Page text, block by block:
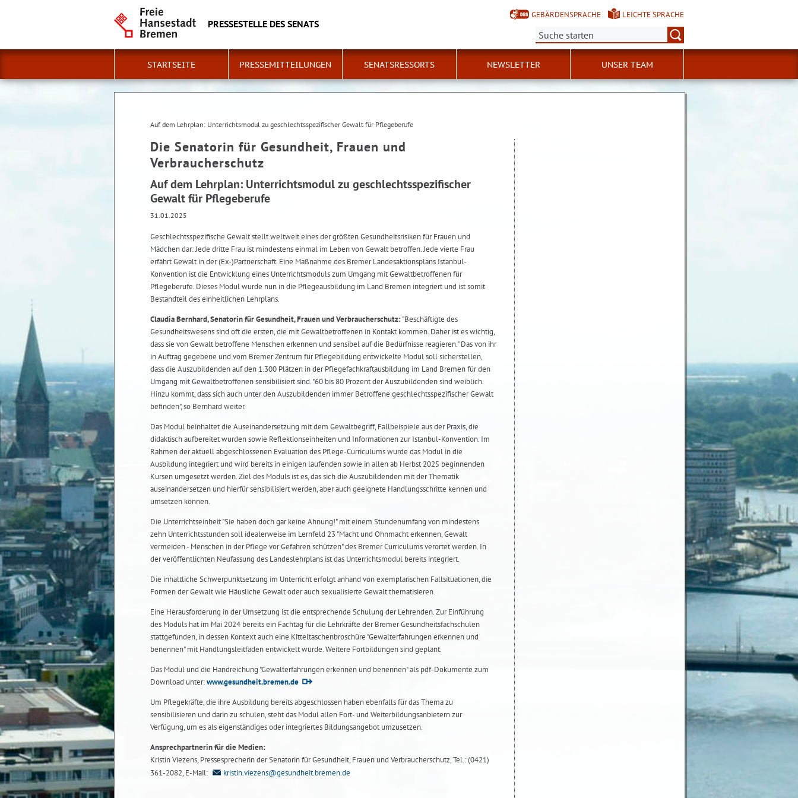
PRESSESTELLE DES SENATS
GEBÄRDENSPRACHE
LEICHTE SPRACHE
Suche:
STARTSEITE PRESSEMITTEILUNGEN SENATSRESSORTS NEWSLETTER UNSER TEAM
Auf dem Lehrplan: Unterrichtsmodul zu geschlechtsspezifischer Gewalt für Pflegeberufe
Die Senatorin für Gesundheit, Frauen und
Verbraucherschutz
Auf dem Lehrplan: Unterrichtsmodul zu geschlechtsspezifischer
Gewalt für Pflegeberufe
31.01.2025
Geschlechtsspezifische Gewalt stellt weltweit eines der größten Gesundheitsrisiken für Frauen und
Mädchen dar: Jede dritte Frau ist mindestens einmal im Leben von Gewalt betroffen. Jede vierte Frau
erfährt Gewalt in der (Ex-)Partnerschaft. Eine Maßnahme des Bremer Landesaktionsplans Istanbul-
Konvention ist die Entwicklung eines Unterrichtsmoduls zum Umgang mit Gewaltbetroffenen für
Pflegeberufe. Dieses Modul wurde nun in die Pflegeausbildung im Land Bremen integriert und ist somit
Bestandteil des einheitlichen Lehrplans.
Claudia Bernhard, Senatorin für Gesundheit, Frauen und Verbraucherschutz:"Beschäftigte des
Gesundheitswesens sind oft die ersten, die mit Gewaltbetroffenen in Kontakt kommen. Daher ist es wichtig,
dass sie von Gewalt betroffene Menschen erkennen und sensibel auf die Bedürfnisse reagieren." Das von ihr
in Auftrag gegebene und vom Bremer Zentrum für Pflegebildung entwickelte Modul soll sicherstellen,
dass die Auszubildenden auf den 1.300 Plätzen in der Pflegefachkraftausbildung im Land Bremen für den
Umgang mit Gewaltbetroffenen sensibilisiert sind. "60 bis 80 Prozent der Auszubildenden sind weiblich.
Hinzu kommt, dass sich auch unter den Auszubildenden immer Betroffene geschlechtsspezifischer Gewalt
befinden", so Bernhard weiter.
Das Modul beinhaltet die Auseinandersetzung mit dem Gewaltbegriff, Fallbeispiele aus der Praxis, die
didaktisch aufbereitet wurden sowie Reflektionseinheiten und Informationen zur Istanbul-Konvention. Im
Rahmen der aktuell abgeschlossenen Evaluation des Pflege-Curriculums wurde das Modul in die
Ausbildung integriert und wird bereits in einigen laufenden sowie in allen ab Herbst 2025 beginnenden
Kursen umgesetzt werden. Ziel des Moduls ist es, das sich die Auszubildenden mit der Thematik
auseinandersetzen und hierfür sensibilisiert werden, aber auch geeignete Handlungsschritte kennen und
umsetzen können.
Die Unterrichtseinheit "Sie haben doch gar keine Ahnung!" mit einem Stundenumfang von mindestens
zehn Unterrichtsstunden soll idealerweise im Lernfeld 23 "Macht und Ohnmacht erkennen, Gewalt
vermeiden - Menschen in der Pflege vor Gefahren schützen" des Bremer Curriculums verortet werden. In
der veröffentlichten Neufassung des Landeslehrplans ist das Unterrichtsmodul bereits integriert.
Die inhaltliche Schwerpunktsetzung im Unterricht erfolgt anhand von exemplarischen Fallsituationen, die
Formen der Gewalt wie Häusliche Gewalt oder auch sexualisierte Gewalt thematisieren.
Eine Herausforderung in der Umsetzung ist die entsprechende Schulung der Lehrenden. Zur Einführung
des Moduls hat im Mai 2024 bereits ein Fachtag für die Lehrkräfte der Bremer Gesundheitsfachschulen
stattgefunden, in dessen Kontext auch eine Kitteltaschenbroschüre "Gewalterfahrungen erkennen und
benennen" mit Handlungsleitfaden entwickelt wurde. Weitere Fortbildungen sind geplant.
Das Modul und die Handreichung "Gewalterfahrungen erkennen und benennen" als pdf-Dokumente zum
Download unter:www.gesundheit.bremen.de
Um Pflegekräfte, die ihre Ausbildung bereits abgeschlossen haben ebenfalls für das Thema zu
sensibilisieren und darin zu schulen, steht das Modul allen Fort- und Weiterbildungsanbietern zur
Verfügung, um es als eigenständiges oder integriertes Bildungsangebot umzusetzen.
Ansprechpartnerin für die Medien:
Kristin Viezens, Pressesprecherin der Senatorin für Gesundheit, Frauen und Verbraucherschutz, Tel.: (0421)
361-2082, E-Mail:
kristin.viezens@gesundheit.bremen.de